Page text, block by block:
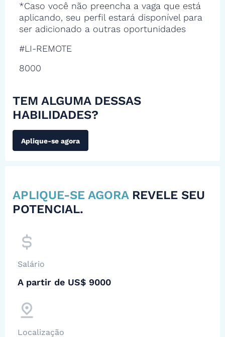
*Caso você não preencha a vaga que está
aplicando, seu perfil estará disponível para
ser adicionado a outras oportunidades
#LI-REMOTE
8000
TEM ALGUMA DESSAS
HABILIDADES?
Aplique-se agora
APLIQUE-SE AGORA REVELE SEU
POTENCIAL.
Salário
A partir de US$ 9000
Localização